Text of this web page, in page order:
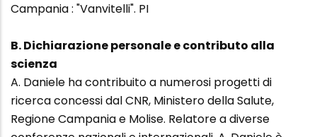
Campania : "Vanvitelli". PI
B. Dichiarazione personale e contributo alla
scienza
A. Daniele ha contribuito a numerosi progetti di
ricerca concessi dal CNR, Ministero della Salute,
Regione Campania e Molise. Relatore a diverse